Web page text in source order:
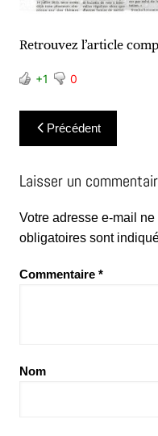
Retrouvez l’article
+1 0
Navigation
de
l’article
Précédent
Laisser un
Votre adresse e-mail
obligatoires sont
Commentaire *
Nom